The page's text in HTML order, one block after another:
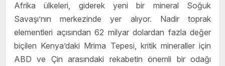
Afrika ülkeleri, giderek yeni bir mineral Soğuk
Savaşı’nın merkezinde yer alıyor. Nadir toprak
elementleri açısından 62 milyar dolardan fazla değer
biçilen Kenya’daki Mrima Tepesi, kritik mineraller için
ABD ve Çin arasındaki rekabetin önemli bir odağı